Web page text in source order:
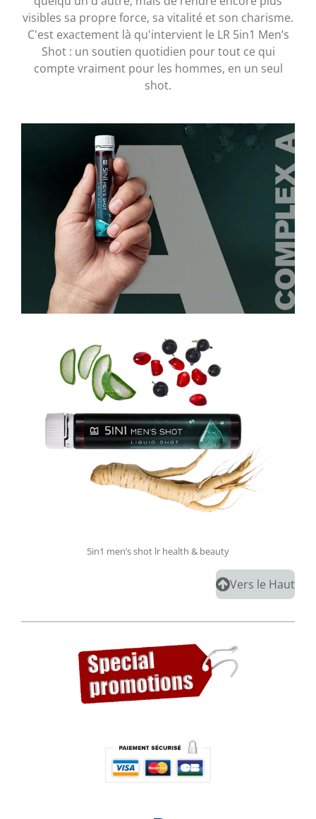
visibles sa propre force, sa vitalité et son charisme.
C'est exactement là qu'intervient le LR 5in1 Men’s
Shot : un soutien quotidien pour tout ce qui
compte vraiment pour les hommes, en un seul
shot.
5in1 men’s shot lr health & beauty
Vers le Haut